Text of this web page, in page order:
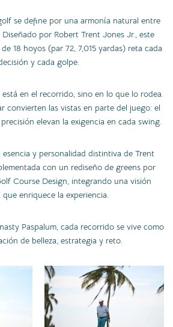
se define por una armonía natural entre
por Robert Trent Jones Jr., este
18 hoyos (par 72, 7,015 yardas) reta cada
y cada golpe.
en el recorrido, sino en lo que lo rodea.
convierten las vistas en parte del juego: el
elevan la exigencia en cada swing.
esencia y personalidad distintiva de Trent
con un rediseño de greens por
Course Design, integrando una visión
que enriquece la experiencia.
Paspalum, cada recorrido se vive como
de belleza, estrategia y reto.